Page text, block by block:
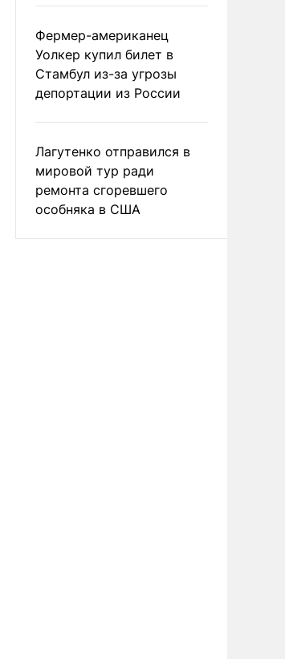
Фермер-американец
Уолкер купил билет в
Стамбул из-за угрозы
депортации из России
Лагутенко отправился в
мировой тур ради
ремонта сгоревшего
особняка в США